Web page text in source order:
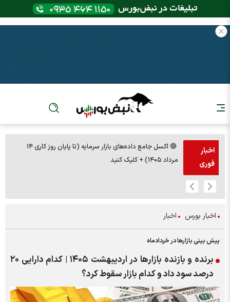
اخبار
فوری
🔴 اکسل جامع داده‌های بازار سرمایه (تا پایان روز کاری ۱۴
مرداد ۱۴۰۵) + کلیک کنید
اخبار بورس اخبار
پیش بینی بازارها در خردادماه
برنده و بازنده بازارها در اردیبهشت ۱۴۰۵ | کدام دارایی ۲۰
درصد سود داد و کدام بازار سقوط کرد؟